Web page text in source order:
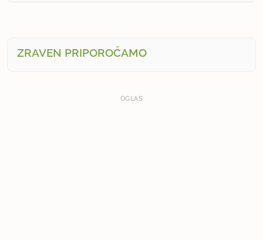
ZRAVEN PRIPOROČAMO
OGLAS